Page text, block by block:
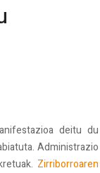
deitu du
Administrazio
Zirriborroaren